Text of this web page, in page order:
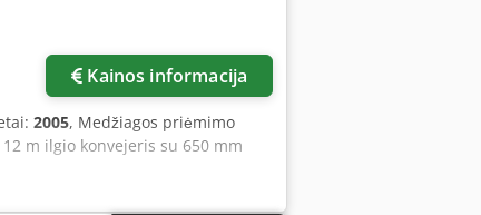
Kainos informacija
2005, Medžiagos priėmimo
m ilgio konvejeris su 650 mm